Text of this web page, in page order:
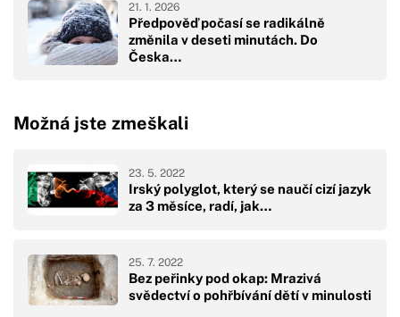
Předpověď počasí se radikálně
změnila v deseti minutách. Do
Česka…
21. 1. 2026
Možná jste zmeškali
Irský polyglot, který se naučí cizí jazyk
za 3 měsíce, radí, jak…
23. 5. 2022
Bez peřinky pod okap: Mrazivá
svědectví o pohřbívání dětí v minulosti
25. 7. 2022